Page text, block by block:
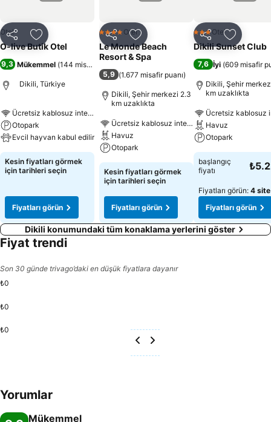
Paylaş Favorilerime ekle
Otel
O-live Butik Otel
9,3 Mükemmel (144 misafir puanı
Dikili, Türkiye
Ücretsiz kablosuz internet
Otopark
Evcil hayvan kabul edilir
Kesin fiyatları görmek
için tarihleri seçin
Fiyatları görün
Paylaş Favorilerime ekle
4 Yıldız Otel
Le Monde Beach
Resort & Spa
5,9 (1.677 misafir puanı)
Dikili, Şehir merkezi 2.3
km uzaklıkta
Ücretsiz kablosuz internet
Havuz
Otopark
Kesin fiyatları görmek
için tarihleri seçin
Fiyatları görün
Paylaş
3 YıldızOtel
Dikili Sunset Club
7,6 İyi (609 misafir
Dikili, Şehir
km uzaklıkta
Ücretsiz kablosuz
Havuz
Otopark
başlangıç
fiyatı
Fiyatları görün: 4 site
Fiyatları görün
Dikili konumundaki tüm konaklama yerlerini göster
Fiyat trendi
Son 30 günde trivago’daki en düşük fiyatlara dayanır
₺0
₺0
₺0
Yorumlar
Mükemmel